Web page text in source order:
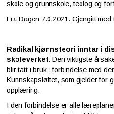
skole og grunnskole, teolog og
Fra Dagen 7.9.2021. Gjengitt
Radikal kjønnsteori inntar i
skoleverket. Den viktigste
blir tatt i bruk i forbindelse med
Kunnskapsløftet, som gjelder for
opplæring.
I den forbindelse er alle